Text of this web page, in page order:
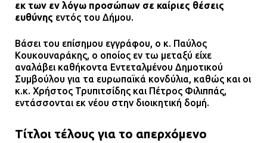
μεγάλης έκρηξης στο εργοστάσιο
Άργος: Στη φυλακή οι δύο
αστυνομικοί για τους
πυροβολισμούς κατά του 20χρονου
με αναπηρία
εκ των εν λόγω προσώπων σε καίριες θέσεις
ευθύνης εντός του Δήμου.
Βάσει του επίσημου εγγράφου, ο κ. Παύλος
Κουκουναράκης, ο οποίος εν τω μεταξύ είχε
αναλάβει καθήκοντα Εντεταλμένου Δημοτικού
Συμβούλου για τα ευρωπαϊκά κονδύλια, καθώς και οι
κ.κ. Χρήστος Τρυπιτσίδης και Πέτρος Φιλιππάς,
εντάσσονται εκ νέου στην διοικητική δομή.
Τίτλοι τέλους για το απερχόμενο